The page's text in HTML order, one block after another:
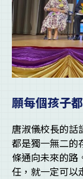
願每個孩子
唐淑儀校長的話
都是獨一無二的
條通向未來的路
任，就一定可以